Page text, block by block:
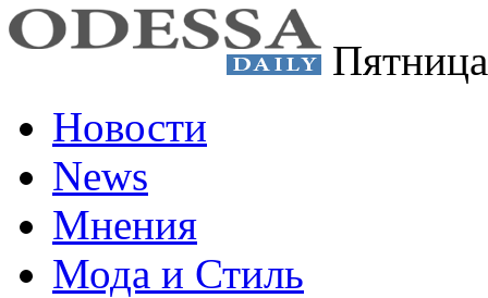
Новости
News
Мнения
Мода и Стиль